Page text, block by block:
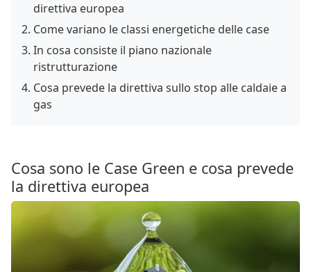
direttiva europea
Come variano le classi energetiche delle case
In cosa consiste il piano nazionale
ristrutturazione
Cosa prevede la direttiva sullo stop alle caldaie a
gas
Cosa sono le Case Green e cosa prevede
la direttiva europea